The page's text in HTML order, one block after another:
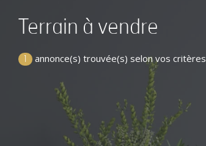
Terrain à vendre
annonce(s) trouvée(s) selon vos critères